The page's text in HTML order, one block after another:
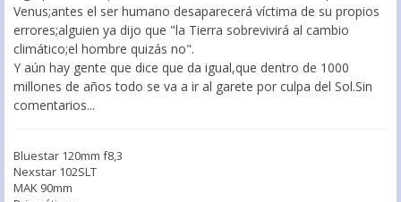
Venus;antes el ser humano desaparecerá víctima de su propios
errores;alguien ya dijo que "la Tierra sobrevivirá al cambio
climático;el hombre quizás no".
Y aún hay gente que dice que da igual,que dentro de 1000
millones de años todo se va a ir al garete por culpa del Sol.Sin
comentarios...
Bluestar 120mm f8,3
Nexstar 102SLT
MAK 90mm